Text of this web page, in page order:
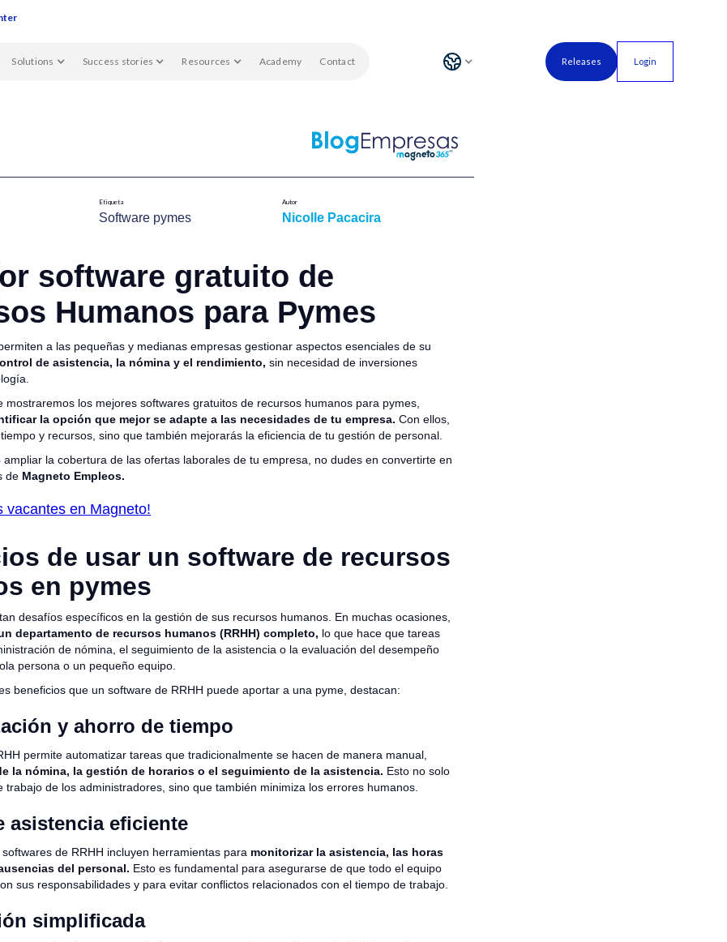
Solutions Success stories Resources Academy Contact Releases Login
Etiqueta
Software pymes​
Autor
Nicolle Pacacira
software gratuito de
Humanos para Pymes
a las pequeñas y medianas empresas gestionar aspectos esenciales de su
de asistencia, la nómina y el rendimiento, sin necesidad de inversiones
mostraremos los mejores softwares gratuitos de recursos humanos para pymes,
la opción que mejor se adapte a las necesidades de tu empresa. Con ellos,
y recursos, sino que también mejorarás la eficiencia de tu gestión de personal.
ampliar la cobertura de las ofertas laborales de tu empresa, no dudes en convertirte en
de Magneto Empleos.
vacantes en Magneto!
de usar un software de recursos
en pymes
desafíos específicos en la gestión de sus recursos humanos. En muchas ocasiones,
departamento de recursos humanos (RRHH) completo, lo que hace que tareas
de nómina, el seguimiento de la asistencia o la evaluación del desempeño
persona o un pequeño equipo.
beneficios que un software de RRHH puede aportar a una pyme, destacan:
y ahorro de tiempo
permite automatizar tareas que tradicionalmente se hacen de manera manual,
la nómina, la gestión de horarios o el seguimiento de la asistencia. Esto no solo
trabajo de los administradores, sino que también minimiza los errores humanos.
asistencia eficiente
de RRHH incluyen herramientas para monitorizar la asistencia, las horas
del personal. Esto es fundamental para asegurarse de que todo el equipo
sus responsabilidades y para evitar conflictos relacionados con el tiempo de trabajo.
simplificada